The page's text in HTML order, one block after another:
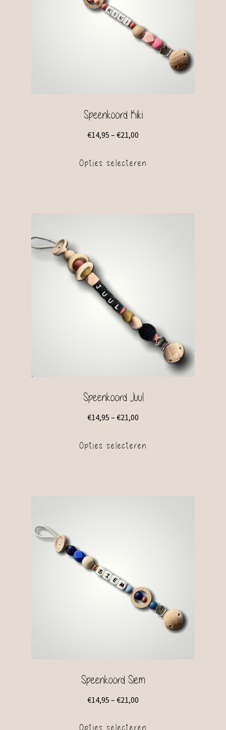
Speenkoord Kiki
€14,95 – €21,00
Opties selecteren
Speenkoord Juul
€14,95 – €21,00
Opties selecteren
Speenkoord Siem
€14,95 – €21,00
Opties selecteren